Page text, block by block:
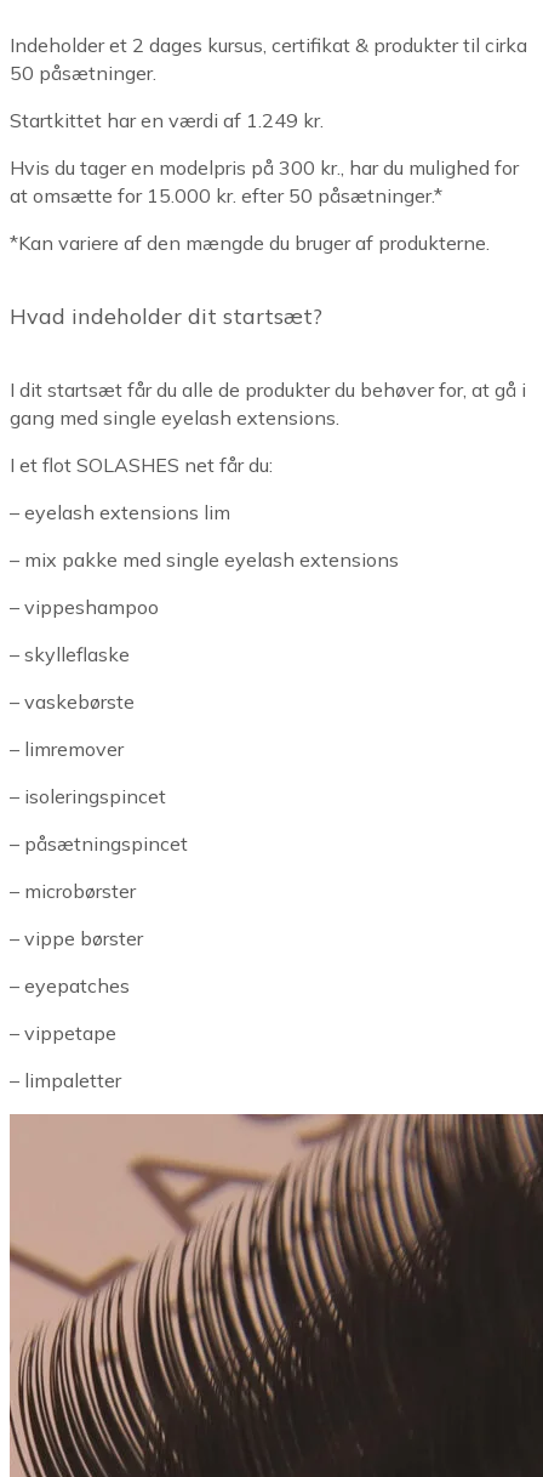
Indeholder et 2 dages kursus, certifikat & produkter til cirka
50 påsætninger.
Startkittet har en værdi af 1.249 kr.
Hvis du tager en modelpris på 300 kr., har du mulighed for
at omsætte for 15.000 kr. efter 50 påsætninger.*
*Kan variere af den mængde du bruger af produkterne.
Hvad indeholder dit startsæt?
I dit startsæt får du alle de produkter du behøver for, at gå i
gang med single eyelash extensions.
I et flot SOLASHES net får du:
– eyelash extensions lim
– mix pakke med single eyelash extensions
– vippeshampoo
– skylleflaske
– vaskebørste
– limremover
– isoleringspincet
– påsætningspincet
– microbørster
– vippe børster
– eyepatches
– vippetape
– limpaletter